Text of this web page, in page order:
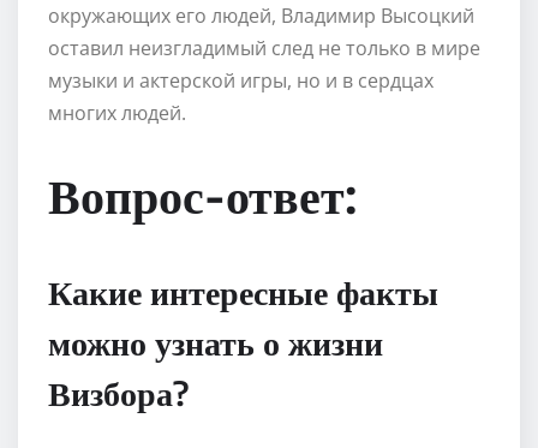
окружающих его людей, Владимир Высоцкий
оставил неизгладимый след не только в мире
музыки и актерской игры, но и в сердцах
многих людей.
Вопрос-ответ:
Какие интересные факты
можно узнать о жизни
Визбора?